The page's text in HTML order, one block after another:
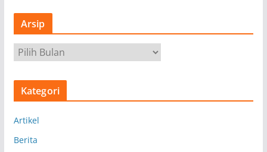
Arsip
r
s
Kategori
Artikel
Berita